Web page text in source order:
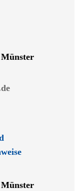
Münster
Münster